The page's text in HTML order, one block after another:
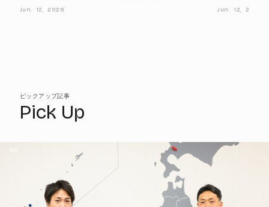
目する“長生き成分”とは
Jun. 12, 2026
りやすい・太
Jun. 12, 2026
ピックアップ記事
Pick Up
PR